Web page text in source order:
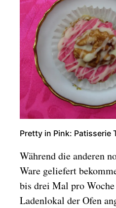
Pretty in Pink: Patisserie
Während die anderen
Ware geliefert
bis drei Mal pro
Ladenlokal der Ofen